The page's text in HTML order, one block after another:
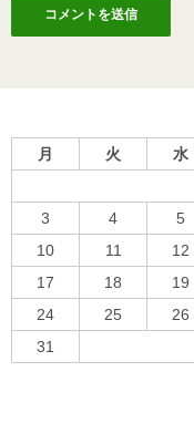
月 火 水
3
4 5
10
11 12
17
18 19
24
25 26
31